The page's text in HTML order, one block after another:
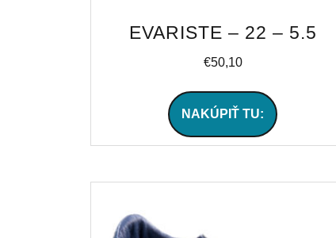
EVARISTE – 22 – 5.5
€50,10
NAKÚPIŤ TU: